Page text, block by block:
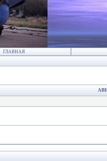
ГЛАВНАЯ